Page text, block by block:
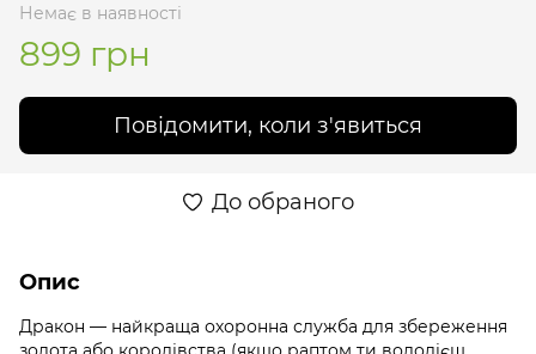
Немає в наявності
899 грн
Повідомити, коли з'явиться
До обраного
Опис
Дракон — найкраща охоронна служба для збереження